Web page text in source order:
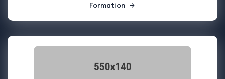
Formation